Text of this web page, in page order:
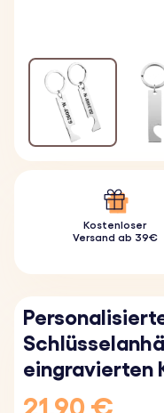
Kostenloser
Versand ab 39€
eingravierten
21,90 €